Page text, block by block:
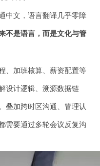
中文，语言翻译几乎零障
不是语言，而是文化与管
、加班核算、薪资配置等
设计逻辑、溯源数据链
叠加跨时区沟通、管理认
需要通过多轮会议反复沟